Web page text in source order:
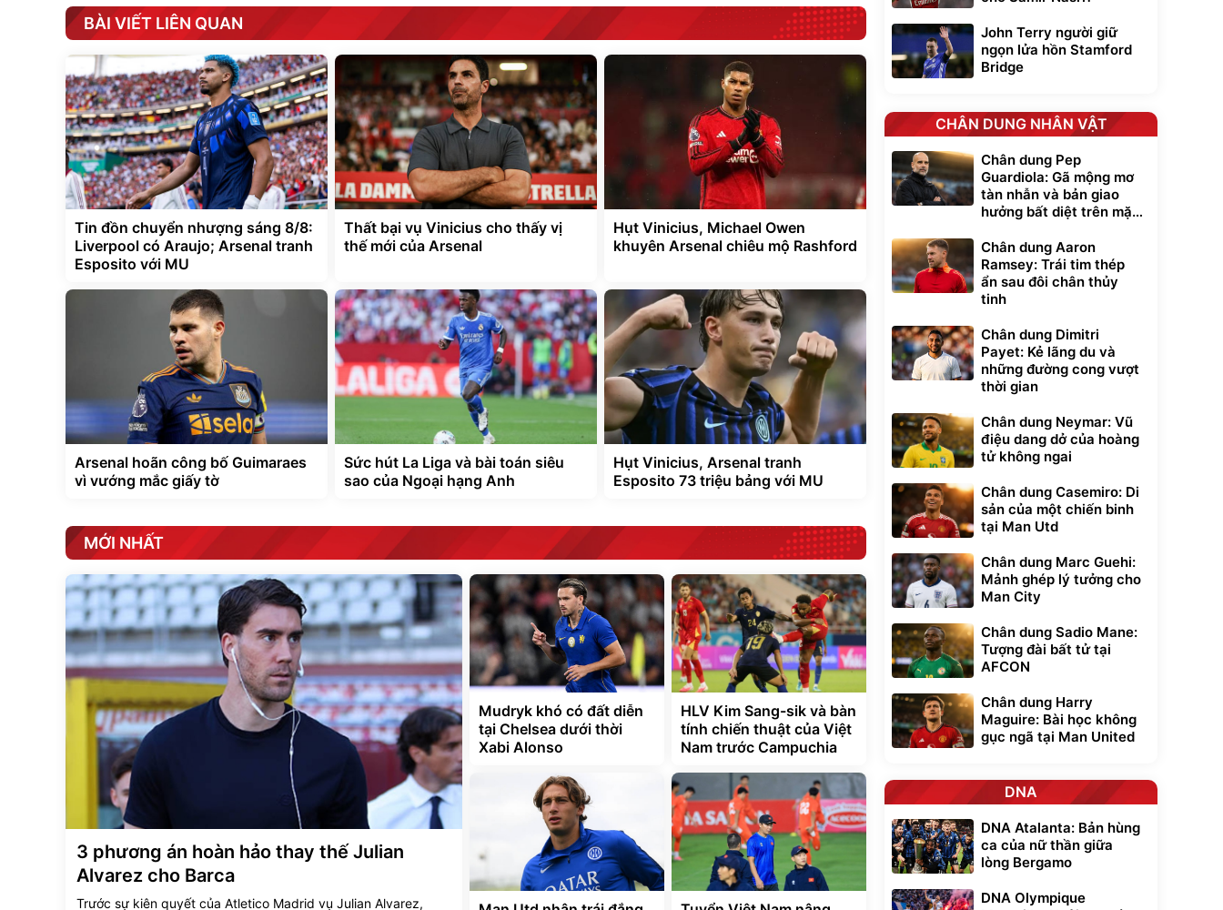
BÀI VIẾT LIÊN QUAN
Tin đồn chuyển nhượng sáng 8/8:
Liverpool có Araujo; Arsenal tranh
Esposito với MU
Thất bại vụ Vinicius cho thấy vị
thế mới của Arsenal
Hụt Vinicius, Michael Owen
khuyên Arsenal chiêu mộ Rashford
Arsenal hoãn công bố Guimaraes
vì vướng mắc giấy tờ
Sức hút La Liga và bài toán siêu
sao của Ngoại hạng Anh
Hụt Vinicius, Arsenal tranh
Esposito 73 triệu bảng với MU
MỚI NHẤT
3 phương án hoàn hảo thay thế Julian
Alvarez cho Barca
Trước sự kiên quyết của Atletico Madrid vụ Julian Alvarez,
Mudryk khó có đất diễn
tại Chelsea dưới thời
Xabi Alonso
HLV Kim Sang-sik và bàn
tính chiến thuật của Việt
Nam trước Campuchia
John Terry người giữ
ngọn lửa hồn Stamford
Bridge
CHÂN DUNG NHÂN VẬT
Chân dung Pep
Guardiola: Gã mộng mơ
tàn nhẫn và bản giao
hưởng bất diệt trên mặt
Chân dung Aaron
Ramsey: Trái tim thép
ẩn sau đôi chân thủy
tinh
Chân dung Dimitri
Payet: Kẻ lãng du và
những đường cong vượt
thời gian
Chân dung Neymar: Vũ
điệu dang dở của hoàng
tử không ngai
Chân dung Casemiro: Di
sản của một chiến binh
tại Man Utd
Chân dung Marc Guehi:
Mảnh ghép lý tưởng cho
Man City
Chân dung Sadio Mane:
Tượng đài bất tử tại
AFCON
Chân dung Harry
Maguire: Bài học không
gục ngã tại Man United
DNA
DNA Atalanta: Bản hùng
ca của nữ thần giữa
lòng Bergamo
DNA Olympique